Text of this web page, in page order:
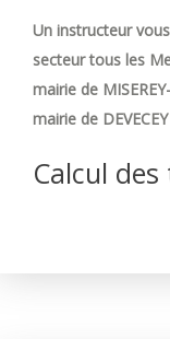
Un instructeur
secteur tous les
mairie de
mairie de
Calcul des